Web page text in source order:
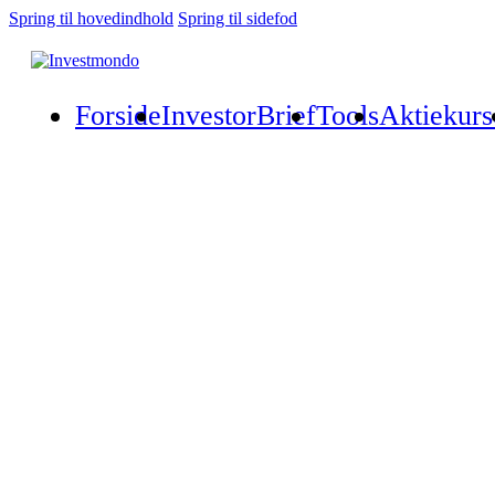
Spring til hovedindhold Spring til sidefod
ForsideInvestorBriefTools